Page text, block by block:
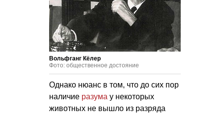
Вольфганг Кёлер
Фото: общественное достояние
Однако нюанс в том, что до сих пор
наличие разума у некоторых
животных не вышло из разряда